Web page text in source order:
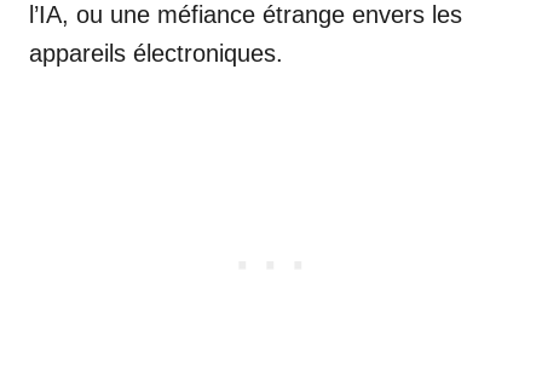
l’IA, ou une méfiance étrange envers les
appareils électroniques.